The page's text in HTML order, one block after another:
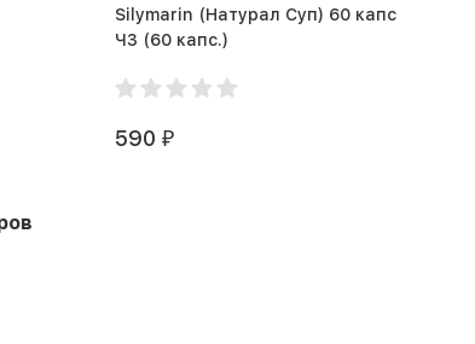
Silymarin (Натурал Суп) 60 капс
ЧЗ (60 капс.)
590 ₽